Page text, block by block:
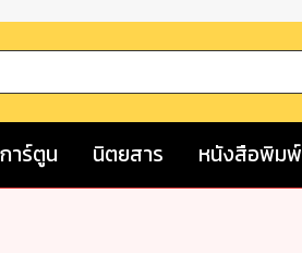
การ์ตูน นิตยสาร หนังสือพิมพ์